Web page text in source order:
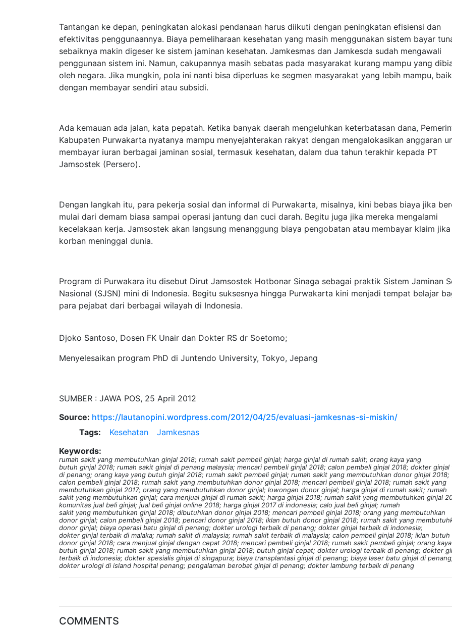
Tantangan ke depan, peningkatan alokasi pendanaan harus diikuti dengan peningkatan efisiensi dan
efektivitas penggunaannya. Biaya pemeliharaan kesehatan yang masih menggunakan sistem bayar
sebaiknya makin digeser ke sistem jaminan kesehatan. Jamkesmas dan Jamkesda sudah mengawali
penggunaan sistem ini. Namun, cakupannya masih sebatas pada masyarakat kurang mampu yang
oleh negara. Jika mungkin, pola ini nanti bisa diperluas ke segmen masyarakat yang lebih mampu, baik
dengan membayar sendiri atau subsidi.
Ada kemauan ada jalan, kata pepatah. Ketika banyak daerah mengeluhkan keterbatasan dana,
Kabupaten Purwakarta nyatanya mampu menyejahterakan rakyat dengan mengalokasikan anggaran
membayar iuran berbagai jaminan sosial, termasuk kesehatan, dalam dua tahun terakhir kepada PT
Jamsostek (Persero).
Dengan langkah itu, para pekerja sosial dan informal di Purwakarta, misalnya, kini bebas biaya jika
mulai dari demam biasa sampai operasi jantung dan cuci darah. Begitu juga jika mereka mengalami
kecelakaan kerja. Jamsostek akan langsung menanggung biaya pengobatan atau membayar klaim jika
korban meninggal dunia.
Program di Purwakara itu disebut Dirut Jamsostek Hotbonar Sinaga sebagai praktik Sistem Jaminan
Nasional (SJSN) mini di Indonesia. Begitu suksesnya hingga Purwakarta kini menjadi tempat belajar
para pejabat dari berbagai wilayah di Indonesia.
Djoko Santoso, Dosen FK Unair dan Dokter RS dr Soetomo;
Menyelesaikan program PhD di Juntendo University, Tokyo, Jepang
SUMBER : JAWA POS, 25 April 2012
Source: https://lautanopini.wordpress.com/2012/04/25/evaluasi-jamkesnas-si-miskin/
Tags:
Kesehatan
Jamkesnas
Keywords:
rumah sakit yang membutuhkan ginjal 2018; rumah sakit pembeli ginjal; harga ginjal di rumah sakit; orang kaya yang
butuh ginjal 2018; rumah sakit ginjal di penang malaysia; mencari pembeli ginjal 2018; calon pembeli ginjal 2018; dokter ginjal
di penang; orang kaya yang butuh ginjal 2018; rumah sakit pembeli ginjal; rumah sakit yang membutuhkan donor ginjal 2018;
calon pembeli ginjal 2018; rumah sakit yang membutuhkan donor ginjal 2018; mencari pembeli ginjal 2018; rumah sakit yang
membutuhkan ginjal 2017; orang yang membutuhkan donor ginjal; lowongan donor ginjal; harga ginjal di rumah sakit; rumah
sakit yang membutuhkan ginjal; cara menjual ginjal di rumah sakit; harga ginjal 2018; rumah sakit yang membutuhkan ginjal
komunitas jual beli ginjal; jual beli ginjal online 2018; harga ginjal 2017 di indonesia; calo jual beli ginjal; rumah
sakit yang membutuhkan ginjal 2018; dibutuhkan donor ginjal 2018; mencari pembeli ginjal 2018; orang yang membutuhkan
donor ginjal; calon pembeli ginjal 2018; pencari donor ginjal 2018; iklan butuh donor ginjal 2018; rumah sakit yang
donor ginjal; biaya operasi batu ginjal di penang; dokter urologi terbaik di penang; dokter ginjal terbaik di indonesia;
dokter ginjal terbaik di malaka; rumah sakit di malaysia; rumah sakit terbaik di malaysia; calon pembeli ginjal 2018; iklan butuh
donor ginjal 2018; cara menjual ginjal dengan cepat 2018; mencari pembeli ginjal 2018; rumah sakit pembeli ginjal; orang
butuh ginjal 2018; rumah sakit yang membutuhkan ginjal 2018; butuh ginjal cepat; dokter urologi terbaik di penang; dokter
terbaik di indonesia; dokter spesialis ginjal di singapura; biaya transplantasi ginjal di penang; biaya laser batu ginjal di
dokter urologi di island hospital penang; pengalaman berobat ginjal di penang; dokter lambung terbaik di penang
COMMENTS